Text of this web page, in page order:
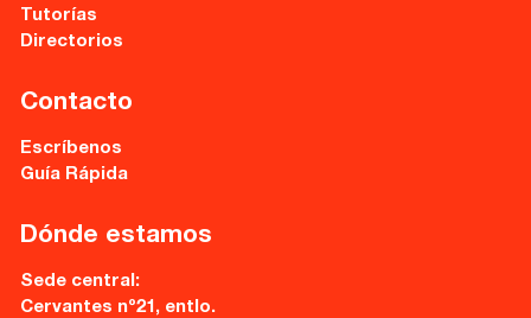
Tutorías
Directorios
Contacto
Escríbenos
Guía Rápida
Dónde estamos
Sede central:
Cervantes nº21, entlo.